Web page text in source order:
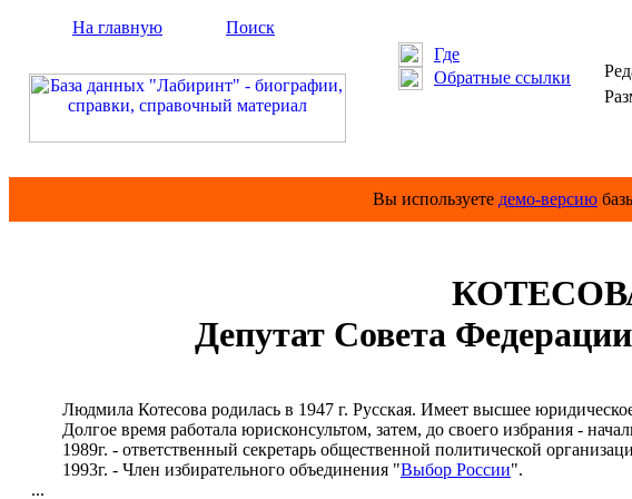
На главную
Поиск
Где
Обратные ссылки
Вы используете демо-версию
Депутат Совета
Людмила Котесова родилась в 1947 г. Русская. Имеет высшее
Долгое время работала юрисконсультом, затем, до своего избрания -
1989г. - ответственный секретарь общественной политической
1993г. - Член избирательного объединения "Выбор России".
...